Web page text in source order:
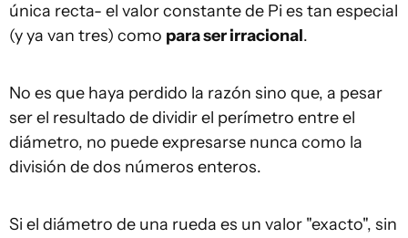
única recta- el valor constante de Pi es tan especial
(y ya van tres) como para ser irracional.
No es que haya perdido la razón sino que, a pesar
ser el resultado de dividir el perímetro entre el
diámetro, no puede expresarse nunca como la
división de dos números enteros.
Si el diámetro de una rueda es un valor "exacto", sin